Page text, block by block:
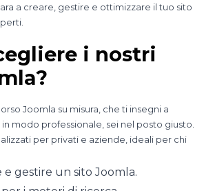
a creare, gestire e ottimizzare il tuo sito
i nostri
Joomla su misura, che ti insegni a
in modo professionale, sei nel posto giusto.
per privati e aziende, ideali per chi
e gestire un sito Joomla.